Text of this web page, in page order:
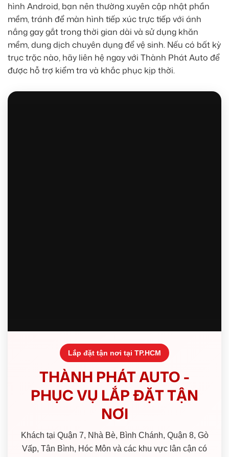
hình Android, bạn nên thường xuyên cập nhật phần
mềm, tránh để màn hình tiếp xúc trực tiếp với ánh
nắng gay gắt trong thời gian dài và sử dụng khăn
mềm, dung dịch chuyên dụng để vệ sinh. Nếu có bất kỳ
trục trặc nào, hãy liên hệ ngay với Thành Phát Auto để
được hỗ trợ kiểm tra và khắc phục kịp thời.
Lắp đặt tận nơi tại TP.HCM
THÀNH PHÁT AUTO -
PHỤC VỤ LẮP ĐẶT TẬN
NƠI
Khách tại Quận 7, Nhà Bè, Bình Chánh, Quận 8, Gò
Vấp, Tân Bình, Hóc Môn và các khu vực lân cận có